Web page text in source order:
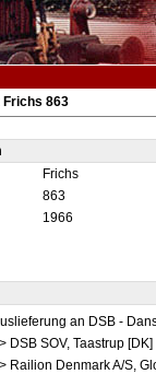
Frichs 863
Frichs
863
1966
an DSB -
DSB SOV, Taastrup
Railion Denmark A/S,